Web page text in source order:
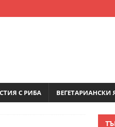
С РИБА ВЕГЕТАРИАНСКИ